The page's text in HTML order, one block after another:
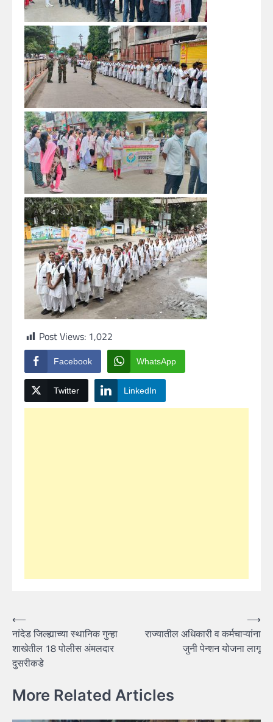
Post Views: 1,022
Facebook WhatsApp
Twitter LinkedIn
Post
navigation
⟵
नांदेड जिल्ह्याच्या स्थानिक गुन्हा
शाखेतील 18 पोलीस अंमलदार
दुसरीकडे
राज्यातील अधिकारी व कर्मचाऱ्यांना
जुनी पेन्शन योजना लागू
⟶
More Related Articles